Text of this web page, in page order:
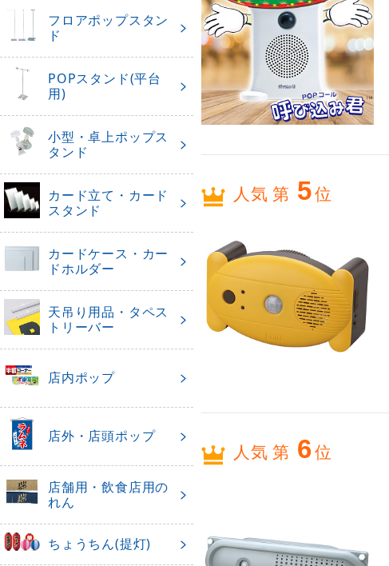
人気 第 5位
人気 第 6位
フロアポップスタン
ド
POPスタンド(平台
用)
小型・卓上ポップス
タンド
カード立て・カード
スタンド
カードケース・カー
ドホルダー
天吊り用品・タペス
トリーバー
店内ポップ
店外・店頭ポップ
店舗用・飲食店用の
れん
ちょうちん(提灯)